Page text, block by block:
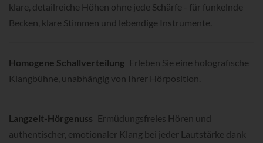
klare, detailreiche Höhen ohne jede Schärfe - für funkelnde
Becken, klare Stimmen und lebendige Instrumente.
Homogene Schallverteilung Erleben Sie eine holografische
Klangbühne, unabhängig von Ihrer Hörposition.
Langzeit-Hörgenuss Ermüdungsfreies Hören und
authentischer, emotionaler Klang bei jeder Lautstärke dank